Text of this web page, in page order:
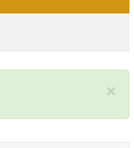
×